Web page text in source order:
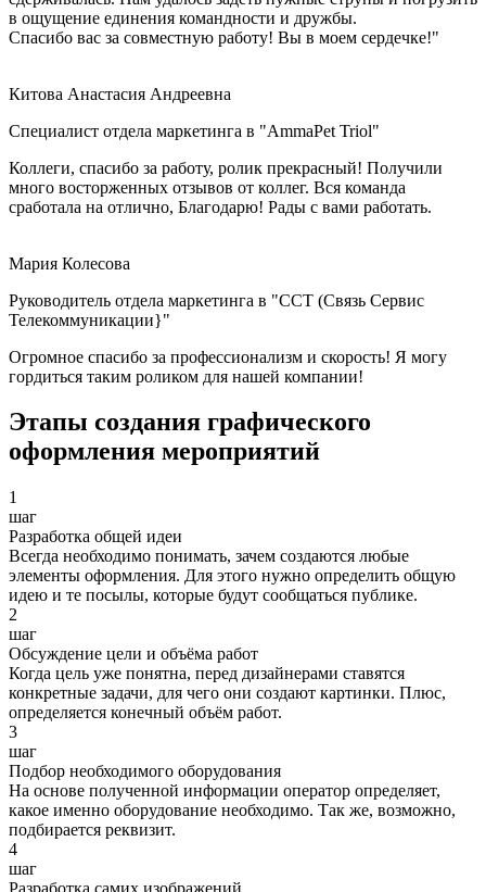
в ощущение единения командности и дружбы.
Спасибо вас за совместную работу! Вы в моем сердечке!"
Китова Анастасия Андреевна
Специалист отдела маркетинга в "AmmaPet Triol"
Коллеги, спасибо за работу, ролик прекрасный! Получили
много восторженных отзывов от коллег. Вся команда
сработала на отлично, Благодарю! Рады с вами работать.
Мария Колесова
Руководитель отдела маркетинга в "ССТ (Связь Сервис
Телекоммуникации}"
Огромное спасибо за профессионализм и скорость! Я могу
гордиться таким роликом для нашей компании!
Этапы создания графического
оформления мероприятий
1
шаг
Разработка общей идеи
Всегда необходимо понимать, зачем создаются любые
элементы оформления. Для этого нужно определить общую
идею и те посылы, которые будут сообщаться публике.
2
шаг
Обсуждение цели и объёма работ
Когда цель уже понятна, перед дизайнерами ставятся
конкретные задачи, для чего они создают картинки. Плюс,
определяется конечный объём работ.
3
шаг
Подбор необходимого оборудования
На основе полученной информации оператор определяет,
какое именно оборудование необходимо. Так же, возможно,
подбирается реквизит.
4
шаг